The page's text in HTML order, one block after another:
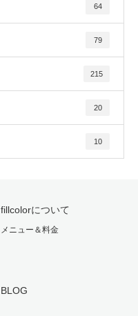
64
79
215
20
10
fillcolorについて
メニュー＆料金
BLOG